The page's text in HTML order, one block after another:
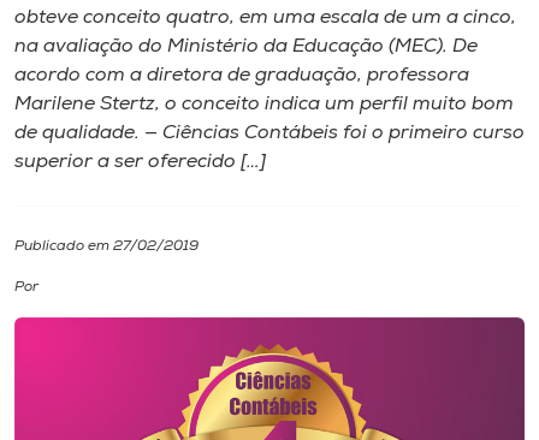
A
Internacionalização
obteve conceito quatro, em uma escala de um a cinco,
na avaliação do Ministério da Educação (MEC). De
acordo com a diretora de graduação, professora
Marilene Stertz, o conceito indica um perfil muito bom
de qualidade. — Ciências Contábeis foi o primeiro curso
superior a ser oferecido […]
Publicado em 27/02/2019
Por